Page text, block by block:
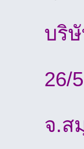
บริ
26/
จ.ส